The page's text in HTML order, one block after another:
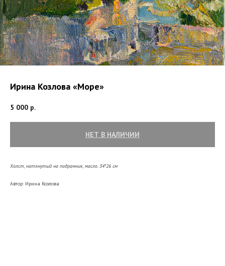
Ирина Козлова «Море»
5 000 р.
НЕТ В НАЛИЧИИ
Холст, натянутый на подрамник, масло. 34*26 см
Автор: Ирина Козлова